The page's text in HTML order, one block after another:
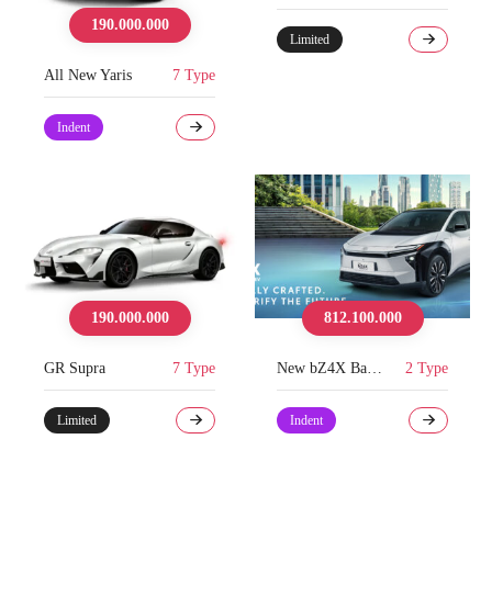
190.000.000
All New Yaris 7 Type
Indent
Limited
190.000.000
GR Supra 7 Type
Limited
812.100.000
2 Type
Indent